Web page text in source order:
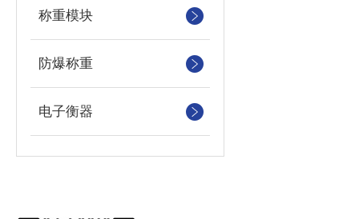
称重模块
防爆称重
电子衡器